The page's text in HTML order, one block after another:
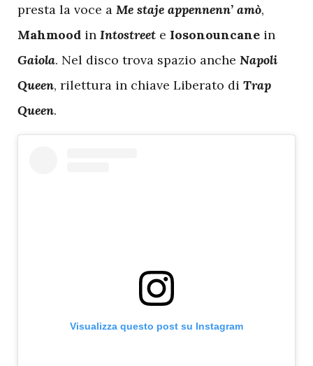
presta la voce a Me staje appennenn’ amò,
Mahmood in Intostreet e Iosonouncane in
Gaiola. Nel disco trova spazio anche Napoli
Queen, rilettura in chiave Liberato di Trap
Queen.
Visualizza questo post su Instagram